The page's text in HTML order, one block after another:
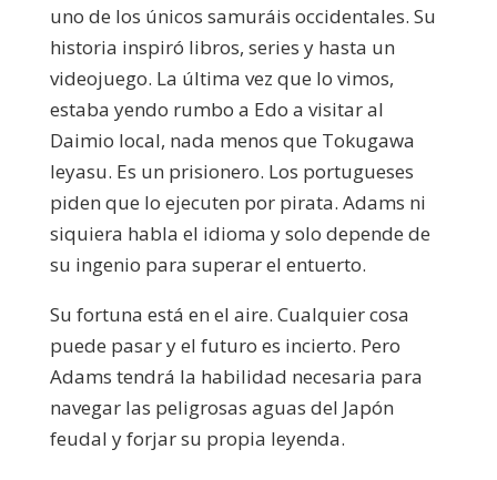
uno de los únicos samuráis occidentales. Su
historia inspiró libros, series y hasta un
videojuego. La última vez que lo vimos,
estaba yendo rumbo a Edo a visitar al
Daimio local, nada menos que Tokugawa
Ieyasu. Es un prisionero. Los portugueses
piden que lo ejecuten por pirata. Adams ni
siquiera habla el idioma y solo depende de
su ingenio para superar el entuerto.
Su fortuna está en el aire. Cualquier cosa
puede pasar y el futuro es incierto. Pero
Adams tendrá la habilidad necesaria para
navegar las peligrosas aguas del Japón
feudal y forjar su propia leyenda.